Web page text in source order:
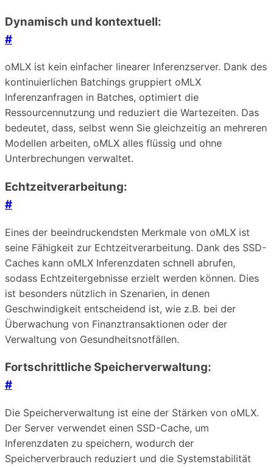
Dynamisch und kontextuell:
#
oMLX ist kein einfacher linearer Inferenzserver. Dank des
kontinuierlichen Batchings gruppiert oMLX
Inferenzanfragen in Batches, optimiert die
Ressourcennutzung und reduziert die Wartezeiten. Das
bedeutet, dass, selbst wenn Sie gleichzeitig an mehreren
Modellen arbeiten, oMLX alles flüssig und ohne
Unterbrechungen verwaltet.
Echtzeitverarbeitung:
#
Eines der beeindruckendsten Merkmale von oMLX ist
seine Fähigkeit zur Echtzeitverarbeitung. Dank des SSD-
Caches kann oMLX Inferenzdaten schnell abrufen,
sodass Echtzeitergebnisse erzielt werden können. Dies
ist besonders nützlich in Szenarien, in denen
Geschwindigkeit entscheidend ist, wie z.B. bei der
Überwachung von Finanztransaktionen oder der
Verwaltung von Gesundheitsnotfällen.
Fortschrittliche Speicherverwaltung:
#
Die Speicherverwaltung ist eine der Stärken von oMLX.
Der Server verwendet einen SSD-Cache, um
Inferenzdaten zu speichern, wodurch der
Speicherverbrauch reduziert und die Systemstabilität